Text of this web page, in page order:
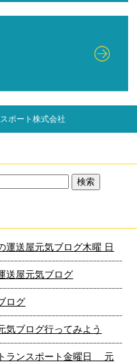
ポート株式会社
送屋元気ブログ木曜 日
送屋元気ブログ
ログ
ブログ行ってみよう
ランスポート金曜日 元